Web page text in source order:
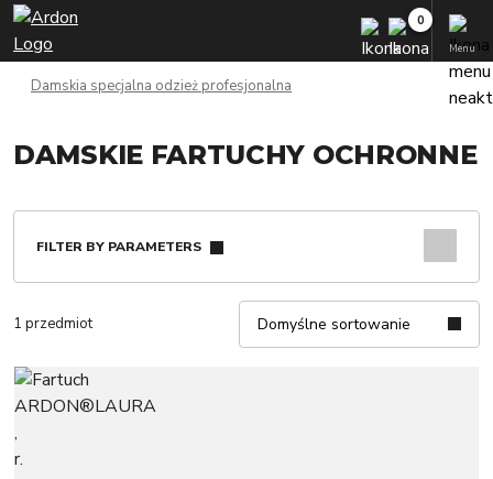
Menu
Damskia specjalna odzież profesjonalna
DAMSKIE FARTUCHY OCHRONNE
FILTER BY PARAMETERS
1 przedmiot Domyślne sortowanie